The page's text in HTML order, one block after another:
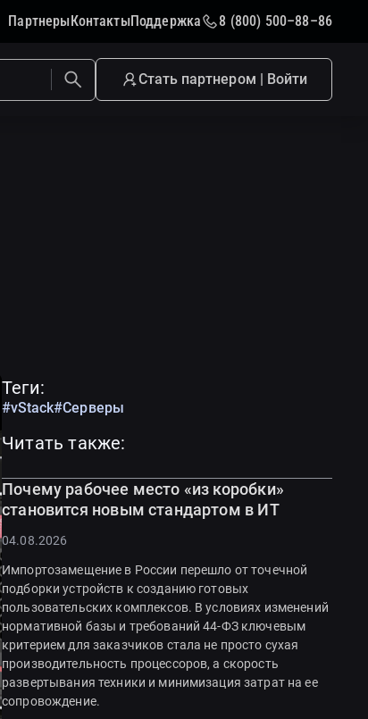
ПартнерыКонтактыПоддержка 8 (800) 500–88–86
Стать партнером | Войти
Теги:
#vStack#Серверы
Читать также:
Почему рабочее место «из коробки»
становится новым стандартом в ИТ
04.08.2026
Импортозамещение в России перешло от точечной
подборки устройств к созданию готовых
пользовательских комплексов. В условиях изменений
нормативной базы и требований 44-ФЗ ключевым
критерием для заказчиков стала не просто сухая
производительность процессоров, а скорость
развертывания техники и минимизация затрат на ее
сопровождение.